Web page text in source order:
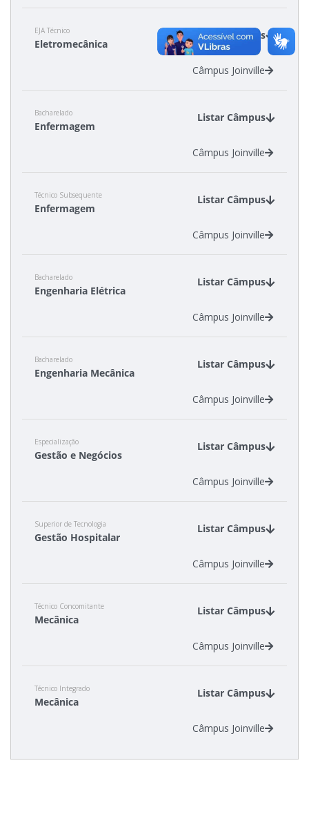
Estatísticas dos Processos Seletivos
EJA Técnico
Eletromecânica
Listar Câmpus
Câmpus Joinville
Bacharelado
Enfermagem
Listar Câmpus
Câmpus Joinville
Técnico Subsequente
Enfermagem
Listar Câmpus
Câmpus Joinville
Bacharelado
Engenharia Elétrica
Listar Câmpus
Câmpus Joinville
Bacharelado
Engenharia Mecânica
Listar Câmpus
Câmpus Joinville
Especialização
Gestão e Negócios
Listar Câmpus
Câmpus Joinville
Superior de Tecnologia
Gestão Hospitalar
Listar Câmpus
Câmpus Joinville
Técnico Concomitante
Mecânica
Listar Câmpus
Câmpus Joinville
Técnico Integrado
Mecânica
Listar Câmpus
Câmpus Joinville